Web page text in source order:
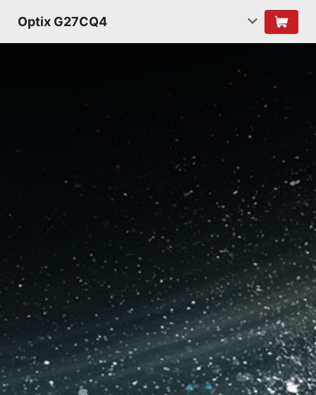
Optix G27CQ4